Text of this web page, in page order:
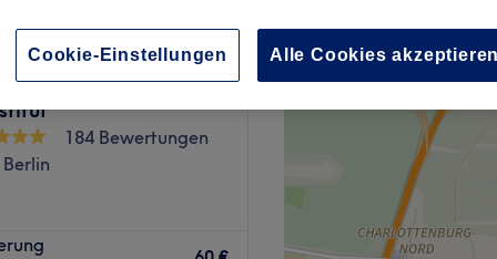
das sich in der
für seine hohe
Instruktion Berlin -
und
184 Bewertungen
Cookie-Einstellungen Alle Cookies akzeptieren